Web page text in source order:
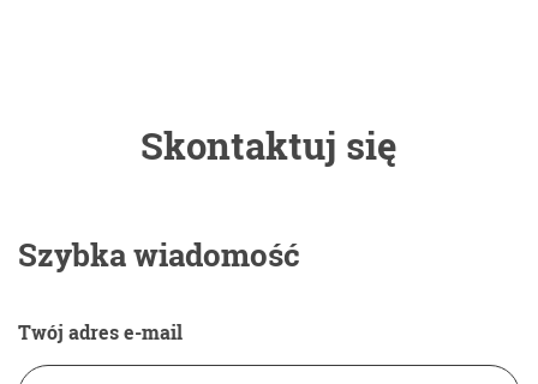
Skontaktuj się
Szybka wiadomość
Twój adres e-mail